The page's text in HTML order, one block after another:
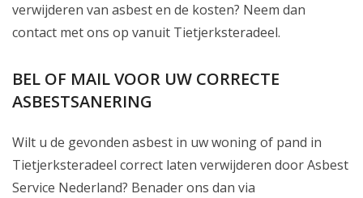
verwijderen van asbest en de kosten? Neem dan
contact met ons op vanuit Tietjerksteradeel.
BEL OF MAIL VOOR UW CORRECTE
ASBESTSANERING
Wilt u de gevonden asbest in uw woning of pand in
Tietjerksteradeel correct laten verwijderen door Asbest
Service Nederland? Benader ons dan via